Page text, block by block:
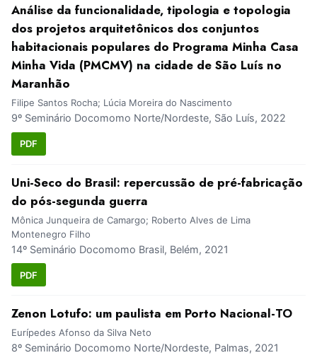
Análise da funcionalidade, tipologia e topologia
dos projetos arquitetônicos dos conjuntos
habitacionais populares do Programa Minha Casa
Minha Vida (PMCMV) na cidade de São Luís no
Maranhão
Filipe Santos Rocha; Lúcia Moreira do Nascimento
9º Seminário Docomomo Norte/Nordeste, São Luís, 2022
PDF
Uni-Seco do Brasil: repercussão de pré-fabricação
do pós-segunda guerra
Mônica Junqueira de Camargo; Roberto Alves de Lima
Montenegro Filho
14º Seminário Docomomo Brasil, Belém, 2021
PDF
Zenon Lotufo: um paulista em Porto Nacional-TO
Eurípedes Afonso da Silva Neto
8º Seminário Docomomo Norte/Nordeste, Palmas, 2021